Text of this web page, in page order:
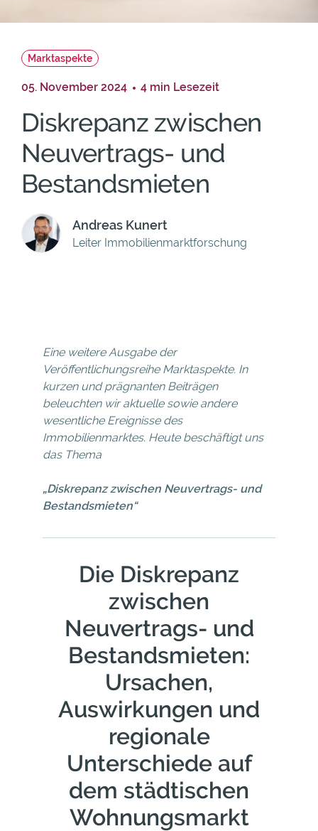
Marktaspekte
05. November 2024 4 min Lesezeit
Diskrepanz zwischen
Neuvertrags- und
Bestandsmieten
Andreas Kunert
Leiter Immobilienmarktforschung
Eine weitere Ausgabe der
Veröffentlichungsreihe Marktaspekte. In
kurzen und prägnanten Beiträgen
beleuchten wir aktuelle sowie andere
wesentliche Ereignisse des
Immobilienmarktes. Heute beschäftigt uns
das Thema
„Diskrepanz zwischen Neuvertrags- und
Bestandsmieten“
Die Diskrepanz
zwischen
Neuvertrags- und
Bestandsmieten:
Ursachen,
Auswirkungen und
regionale
Unterschiede auf
dem städtischen
Wohnungsmarkt